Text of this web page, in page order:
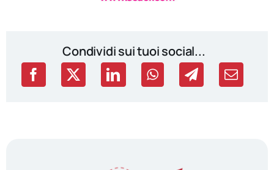
Condividi sui tuoi social...